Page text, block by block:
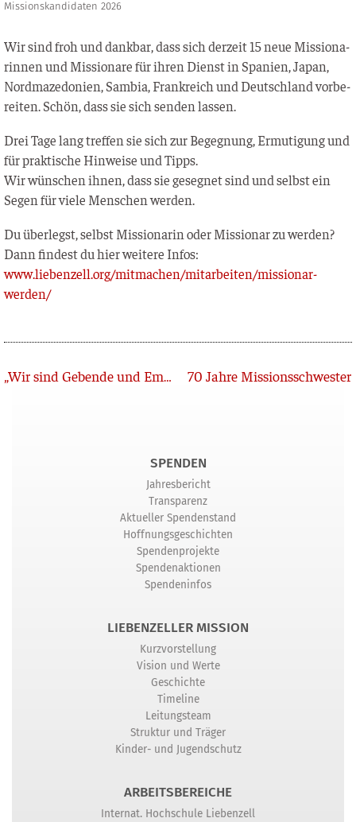
Missionskandidaten 2026
Wir sind froh und dank­bar, dass sich der­zeit 15 neue Mis­sio­na­
rin­nen und Mis­sio­na­re für ihren Dienst in Spa­ni­en, Japan,
Nord­ma­ze­do­ni­en, Sam­bia, Frank­reich und Deutsch­land vor­be­
rei­ten. Schön, dass sie sich sen­den lassen.
Drei Tage lang tref­fen sie sich zur Begeg­nung, Ermu­ti­gung und
für prak­ti­sche Hin­wei­se und Tipps.
Wir wün­schen ihnen, dass sie geseg­net sind und selbst ein
Segen für vie­le Men­schen werden.
Du über­legst, selbst Mis­sio­na­rin oder Mis­sio­nar zu wer­den?
Dann fin­dest du hier wei­te­re Infos:
www.liebenzell.org/mitmachen/mitarbeiten/missionar-
werden/
Zurück „Wir sind Gebende und Empfangende“ 70 Jahre Missionsschwester
SPENDEN
Jahresbericht
Transparenz
Aktueller Spendenstand
Hoffnungsgeschichten
Spendenprojekte
Spendenaktionen
Spendeninfos
LIEBENZELLER MISSION
Kurzvorstellung
Vision und Werte
Geschichte
Timeline
Leitungsteam
Struktur und Träger
Kinder- und Jugendschutz
ARBEITSBEREICHE
Internat. Hochschule Liebenzell